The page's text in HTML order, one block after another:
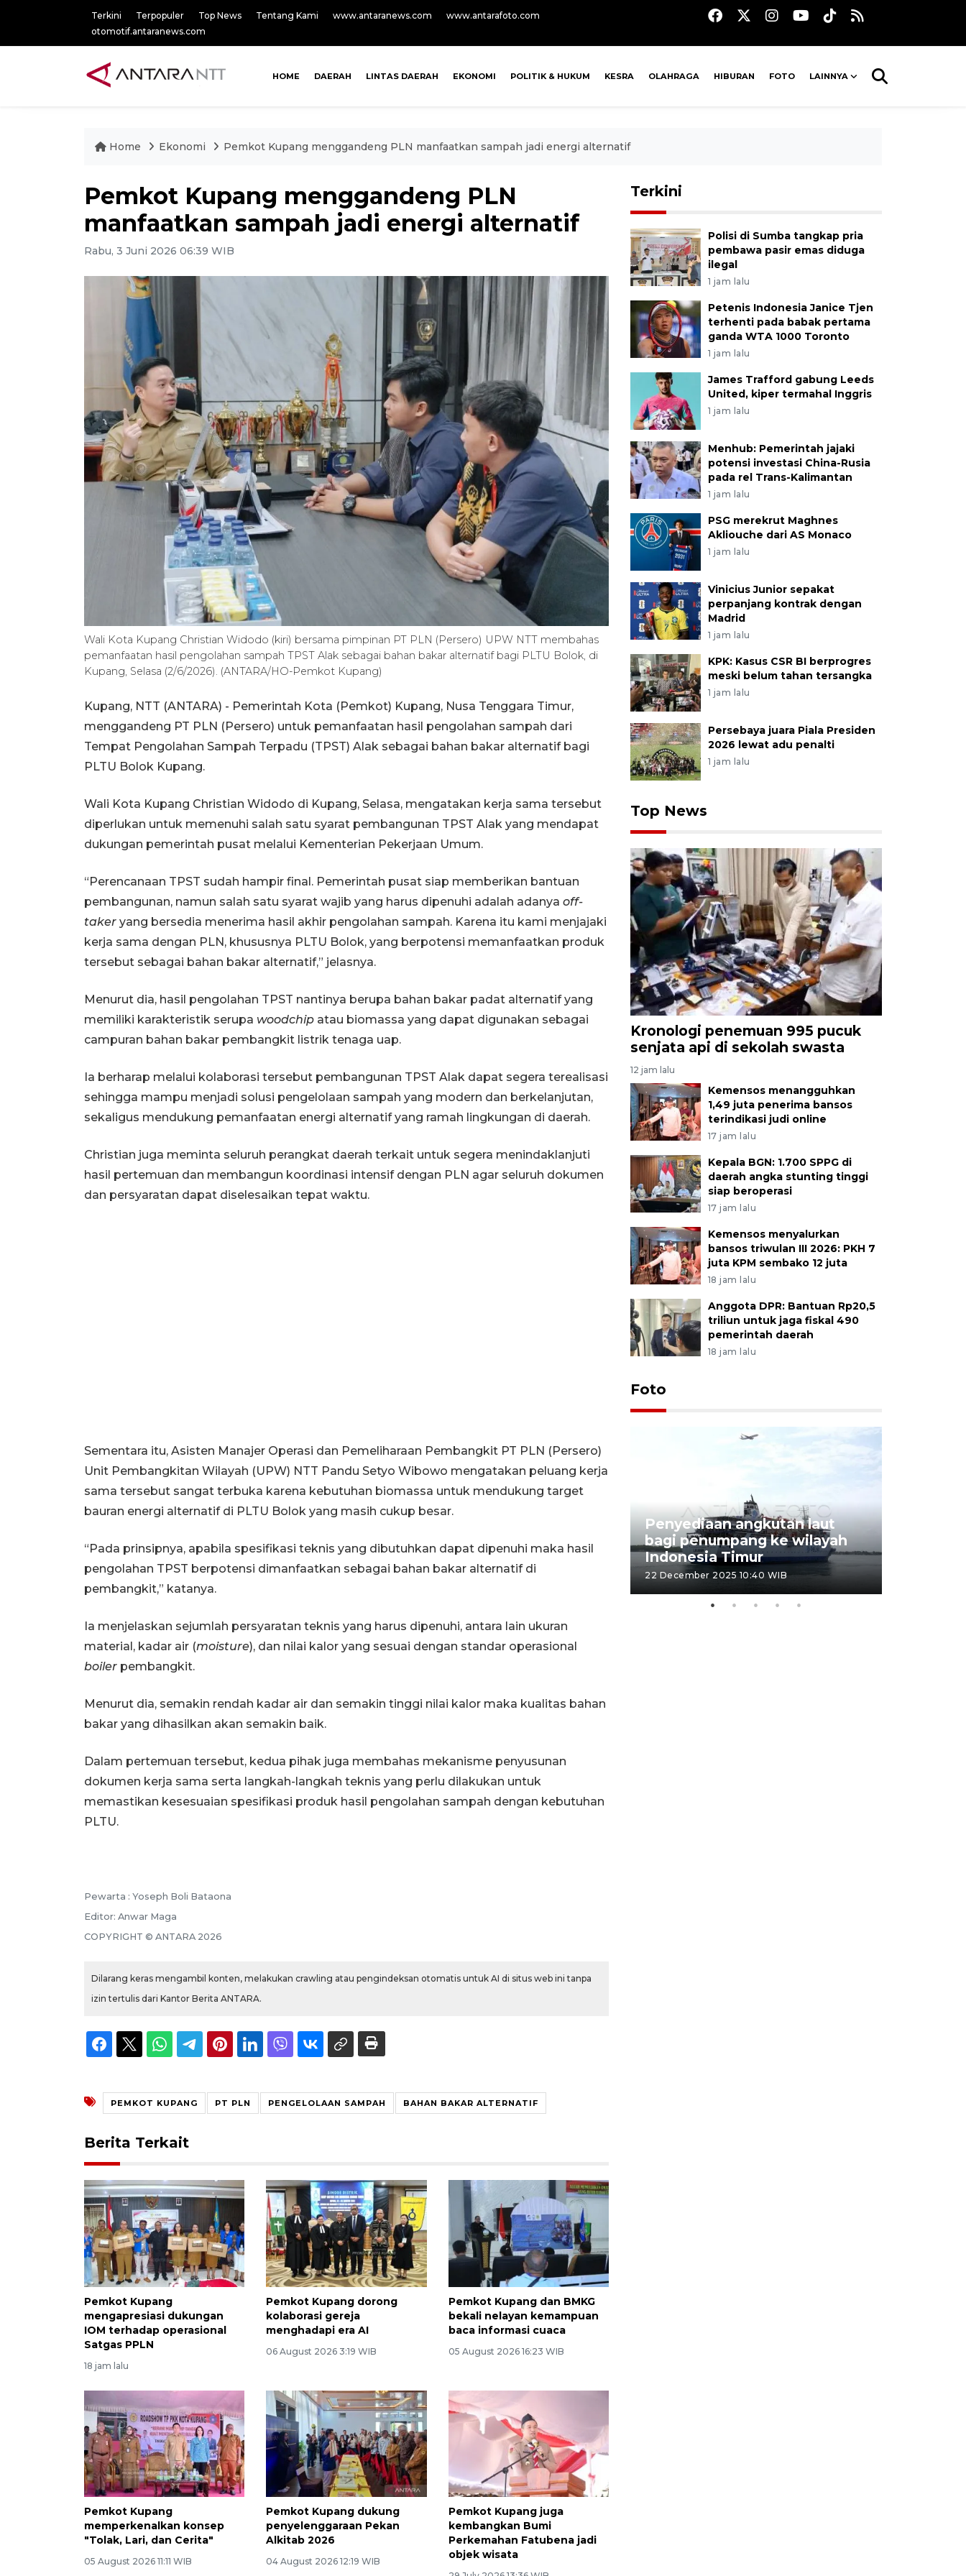
Terkini Terpopuler Top News Tentang Kami www.antaranews.com
www.antarafoto.com
otomotif.antaranews.com
HOME DAERAH LINTAS DAERAH EKONOMI POLITIK & HUKUM KESRA OLAHRAGA HIBURAN FOTO LAINNYA
Home Ekonomi Pemkot Kupang menggandeng PLN manfaatkan sampah jadi energi alternatif
Pemkot Kupang menggandeng PLN
manfaatkan sampah jadi energi alternatif
Rabu, 3 Juni 2026 06:39 WIB
Wali Kota Kupang Christian Widodo (kiri) bersama pimpinan PT PLN (Persero) UPW NTT membahas
pemanfaatan hasil pengolahan sampah TPST Alak sebagai bahan bakar alternatif bagi PLTU Bolok, di
Kupang, Selasa (2/6/2026). (ANTARA/HO-Pemkot Kupang)
Kupang, NTT (ANTARA) - Pemerintah Kota (Pemkot) Kupang, Nusa Tenggara Timur,
menggandeng PT PLN (Persero) untuk pemanfaatan hasil pengolahan sampah dari
Tempat Pengolahan Sampah Terpadu (TPST) Alak sebagai bahan bakar alternatif bagi
PLTU Bolok Kupang.
Wali Kota Kupang Christian Widodo di Kupang, Selasa, mengatakan kerja sama tersebut
diperlukan untuk memenuhi salah satu syarat pembangunan TPST Alak yang mendapat
dukungan pemerintah pusat melalui Kementerian Pekerjaan Umum.
“Perencanaan TPST sudah hampir final. Pemerintah pusat siap memberikan bantuan
pembangunan, namun salah satu syarat wajib yang harus dipenuhi adalah adanya off-
taker yang bersedia menerima hasil akhir pengolahan sampah. Karena itu kami menjajaki
kerja sama dengan PLN, khususnya PLTU Bolok, yang berpotensi memanfaatkan produk
tersebut sebagai bahan bakar alternatif,” jelasnya.
Menurut dia, hasil pengolahan TPST nantinya berupa bahan bakar padat alternatif yang
memiliki karakteristik serupa woodchip atau biomassa yang dapat digunakan sebagai
campuran bahan bakar pembangkit listrik tenaga uap.
Ia berharap melalui kolaborasi tersebut pembangunan TPST Alak dapat segera terealisasi
sehingga mampu menjadi solusi pengelolaan sampah yang modern dan berkelanjutan,
sekaligus mendukung pemanfaatan energi alternatif yang ramah lingkungan di daerah.
Christian juga meminta seluruh perangkat daerah terkait untuk segera menindaklanjuti
hasil pertemuan dan membangun koordinasi intensif dengan PLN agar seluruh dokumen
dan persyaratan dapat diselesaikan tepat waktu.
Sementara itu, Asisten Manajer Operasi dan Pemeliharaan Pembangkit PT PLN (Persero)
Unit Pembangkitan Wilayah (UPW) NTT Pandu Setyo Wibowo mengatakan peluang kerja
sama tersebut sangat terbuka karena kebutuhan biomassa untuk mendukung target
bauran energi alternatif di PLTU Bolok yang masih cukup besar.
“Pada prinsipnya, apabila spesifikasi teknis yang dibutuhkan dapat dipenuhi maka hasil
pengolahan TPST berpotensi dimanfaatkan sebagai bahan bakar alternatif di
pembangkit,” katanya.
Ia menjelaskan sejumlah persyaratan teknis yang harus dipenuhi, antara lain ukuran
material, kadar air (moisture), dan nilai kalor yang sesuai dengan standar operasional
boiler pembangkit.
Menurut dia, semakin rendah kadar air dan semakin tinggi nilai kalor maka kualitas bahan
bakar yang dihasilkan akan semakin baik.
Dalam pertemuan tersebut, kedua pihak juga membahas mekanisme penyusunan
dokumen kerja sama serta langkah-langkah teknis yang perlu dilakukan untuk
memastikan kesesuaian spesifikasi produk hasil pengolahan sampah dengan kebutuhan
PLTU.
Pewarta : Yoseph Boli Bataona
Editor: Anwar Maga
COPYRIGHT © ANTARA 2026
Dilarang keras mengambil konten, melakukan crawling atau pengindeksan otomatis untuk AI di situs web ini tanpa
izin tertulis dari Kantor Berita ANTARA.
PEMKOT KUPANG PT PLN PENGELOLAAN SAMPAH BAHAN BAKAR ALTERNATIF
Berita Terkait
Pemkot Kupang
mengapresiasi dukungan
IOM terhadap operasional
Satgas PPLN
18 jam lalu
Pemkot Kupang dorong
kolaborasi gereja
menghadapi era AI
06 August 2026 3:19 WIB
Pemkot Kupang dan BMKG
bekali nelayan kemampuan
baca informasi cuaca
05 August 2026 16:23 WIB
Pemkot Kupang
memperkenalkan konsep
"Tolak, Lari, dan Cerita"
05 August 2026 11:11 WIB
Pemkot Kupang dukung
penyelenggaraan Pekan
Alkitab 2026
04 August 2026 12:19 WIB
Pemkot Kupang juga
kembangkan Bumi
Perkemahan Fatubena jadi
objek wisata
Terkini
Polisi di Sumba tangkap pria
pembawa pasir emas diduga
ilegal
1 jam lalu
Petenis Indonesia Janice Tjen
terhenti pada babak pertama
ganda WTA 1000 Toronto
1 jam lalu
James Trafford gabung Leeds
United, kiper termahal Inggris
1 jam lalu
Menhub: Pemerintah jajaki
potensi investasi China-Rusia
pada rel Trans-Kalimantan
1 jam lalu
PSG merekrut Maghnes
Akliouche dari AS Monaco
1 jam lalu
Vinicius Junior sepakat
perpanjang kontrak dengan
Madrid
1 jam lalu
KPK: Kasus CSR BI berprogres
meski belum tahan tersangka
1 jam lalu
Persebaya juara Piala Presiden
2026 lewat adu penalti
1 jam lalu
Top News
Kronologi penemuan 995 pucuk
senjata api di sekolah swasta
12 jam lalu
Kemensos menangguhkan
1,49 juta penerima bansos
terindikasi judi online
17 jam lalu
Kepala BGN: 1.700 SPPG di
daerah angka stunting tinggi
siap beroperasi
17 jam lalu
Kemensos menyalurkan
bansos triwulan III 2026: PKH 7
juta KPM sembako 12 juta
18 jam lalu
Anggota DPR: Bantuan Rp20,5
triliun untuk jaga fiskal 490
pemerintah daerah
18 jam lalu
Foto
Pelepasan Tukik di Pantai
Kelapa Tinggi
14 September 2025 9:27 WIB
Penyediaan angkutan laut
bagi penumpang ke wilayah
Indonesia Timur
22 December 2025 10:40 WIB